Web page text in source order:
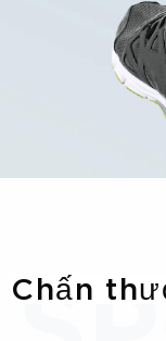
Chấn